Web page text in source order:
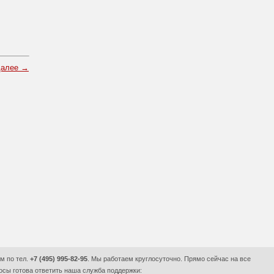
→
по тел. +7 (495) 995-82-95 . Мы работаем круглосуточно. Прямо сейчас на все
готова ответить наша служба поддержки: